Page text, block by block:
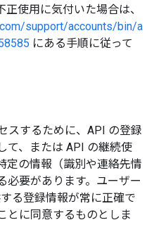
正使用に気付いた場合は、
support/accounts/bin/a
にある手順に従って
スするために、API の登録
て、または API の継続使
定の情報（識別や連絡先情
必要があります。ユーザー
る登録情報が常に正確で
とに同意するものとしま